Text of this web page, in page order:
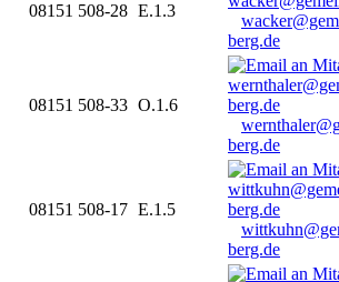
08151 508-28 E.1.3
berg.de
08151 508-33 O.1.6
berg.de
08151 508-17 E.1.5
berg.de